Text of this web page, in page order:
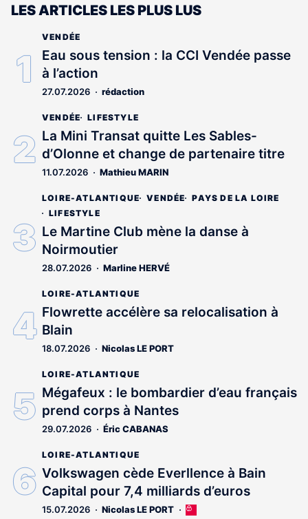
LES ARTICLES LES PLUS LUS
VENDÉE
Eau sous tension : la CCI Vendée passe
à l’action
27.07.2026 rédaction
VENDÉE LIFESTYLE
La Mini Transat quitte Les Sables-
d’Olonne et change de partenaire titre
11.07.2026 Mathieu MARIN
LOIRE-ATLANTIQUE VENDÉE
PAYS DE LA LOIRE
LIFESTYLE
Le Martine Club mène la danse à
Noirmoutier
28.07.2026 Marline HERVÉ
LOIRE-ATLANTIQUE
Flowrette accélère sa relocalisation à
Blain
18.07.2026 Nicolas LE PORT
LOIRE-ATLANTIQUE
Mégafeux : le bombardier d’eau français
prend corps à Nantes
29.07.2026 Éric CABANAS
LOIRE-ATLANTIQUE
Volkswagen cède Everllence à Bain
Capital pour 7,4 milliards d’euros
15.07.2026 Nicolas LE PORT
Cet